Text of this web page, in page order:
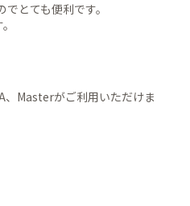
とても便利です。
Masterがご利用いただけま